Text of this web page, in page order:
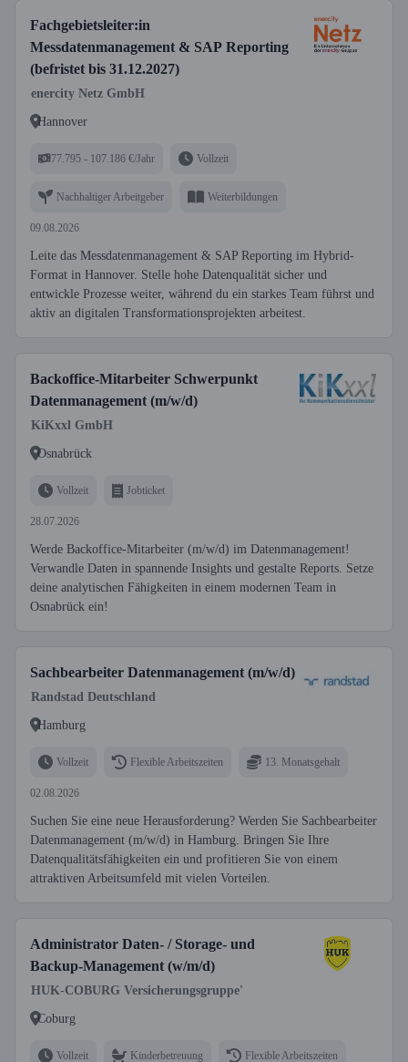
Fachgebietsleiter:in
Messdatenmanagement & SAP Reporting
(befristet bis 31.12.2027)
enercity Netz GmbH
Hannover
77.795 - 107.186 €/Jahr Vollzeit
Nachhaltiger Arbeitgeber Weiterbildungen
09.08.2026
Leite das Messdatenmanagement & SAP Reporting im Hybrid-
Format in Hannover. Stelle hohe Datenqualität sicher und
entwickle Prozesse weiter, während du ein starkes Team führst und
aktiv an digitalen Transformationsprojekten arbeitest.
Backoffice-Mitarbeiter Schwerpunkt
Datenmanagement (m/w/d)
KiKxxl GmbH
Osnabrück
Vollzeit Jobticket
28.07.2026
Werde Backoffice-Mitarbeiter (m/w/d) im Datenmanagement!
Verwandle Daten in spannende Insights und gestalte Reports. Setze
deine analytischen Fähigkeiten in einem modernen Team in
Osnabrück ein!
Sachbearbeiter Datenmanagement (m/w/d)
Randstad Deutschland
Hamburg
Vollzeit Flexible Arbeitszeiten 13. Monatsgehalt
02.08.2026
Suchen Sie eine neue Herausforderung? Werden Sie Sachbearbeiter
Datenmanagement (m/w/d) in Hamburg. Bringen Sie Ihre
Datenqualitätsfähigkeiten ein und profitieren Sie von einem
attraktiven Arbeitsumfeld mit vielen Vorteilen.
Administrator Daten- / Storage- und
Backup-Management (w/m/d)
HUK-COBURG Versicherungsgruppe'
Coburg
Vollzeit Kinderbetreuung Flexible Arbeitszeiten